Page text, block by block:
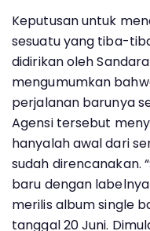
Keputusan untuk
sesuatu yang tiba-
didirikan oleh
mengumumkan
perjalanan barunya
Agensi tersebut
hanyalah awal dari
sudah direncanakan.
baru dengan labelnya
merilis album single
tanggal 20 Juni.